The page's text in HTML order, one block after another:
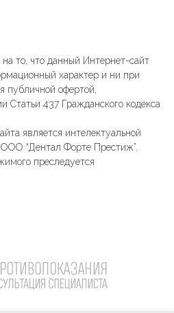
то, что данный Интернет-сайт
характер и ни при
публичной офертой,
Статьи 437 Гражданского кодекса
является интелектуальной
“Дентал Форте Престиж”.
преследуется